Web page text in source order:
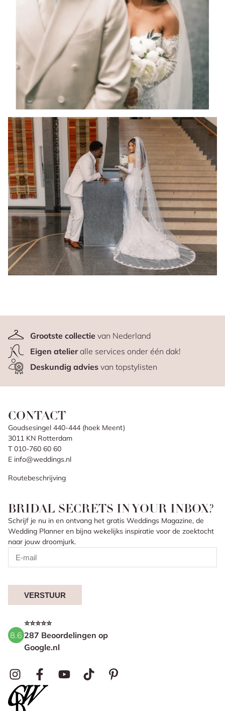
Grootste collectievan Nederland
Eigen atelieralle services onder één dak!
Deskundig adviesvan topstylisten
CONTACT
Goudsesingel 440-444 (hoek Meent)
3011 KN Rotterdam
T 010-760 60 60
E info@weddings.nl
Routebeschrijving
BRIDAL SECRETS IN YOUR INBOX?
Schrijf je nu in en ontvang het gratis Weddings Magazine, de
Wedding Planner en bijna wekelijks inspiratie voor de zoektocht
naar jouw droomjurk.
VERSTUUR
8.6
⭐⭐⭐⭐⭐
287 Beoordelingen op
Google.nl